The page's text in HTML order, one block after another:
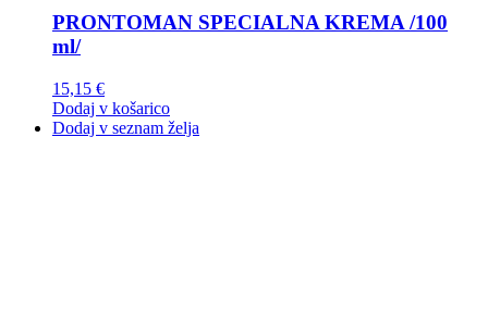
PRONTOMAN SPECIALNA KREMA /100
ml/
15,15 €
Dodaj v košarico
Dodaj v seznam želja